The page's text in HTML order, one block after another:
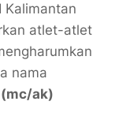
Kalimantan
atlet-atlet
nama
(mc/ak)